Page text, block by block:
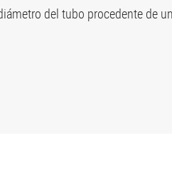
del tubo procedente de